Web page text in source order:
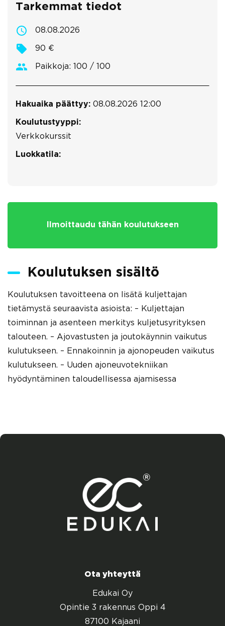
Tarkemmat tiedot
08.08.2026
90 €
Paikkoja: 100 / 100
Hakuaika päättyy: 08.08.2026 12:00
Koulutustyyppi:
Verkkokurssit
Luokkatila:
Ilmoittaudu tähän koulutukseen
Koulutuksen sisältö
Koulutuksen tavoitteena on lisätä kuljettajan
tietämystä seuraavista asioista: – Kuljettajan
toiminnan ja asenteen merkitys kuljetusyrityksen
talouteen. – Ajovastusten ja joutokäynnin vaikutus
kulutukseen. – Ennakoinnin ja ajonopeuden vaikutus
kulutukseen. – Uuden ajoneuvotekniikan
hyödyntäminen taloudellisessa ajamisessa
Ota yhteyttä
Edukai Oy
Opintie 3 rakennus Oppi 4
87100 Kajaani